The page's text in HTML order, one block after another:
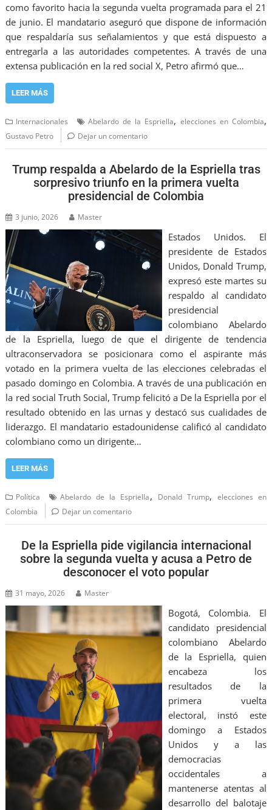
como favorito hacia la segunda vuelta programada para el 21
de junio. El mandatario aseguró que dispone de información
que respaldaría sus señalamientos y que está dispuesto a
entregarla a las autoridades competentes. A través de una
extensa publicación en la red social X, Petro afirmó que…
LEER MÁS
Internacionales Abelardo de la Espriella, elecciones en Colombia,
Gustavo Petro Dejar un comentario
Trump respalda a Abelardo de la Espriella tras
sorpresivo triunfo en la primera vuelta
presidencial de Colombia
3 junio, 2026 Master
Estados Unidos. El
presidente de Estados
Unidos, Donald Trump,
expresó este martes su
respaldo al candidato
presidencial
colombiano Abelardo
de la Espriella, luego de que el dirigente de tendencia
ultraconservadora se posicionara como el aspirante más
votado en la primera vuelta de las elecciones celebradas el
pasado domingo en Colombia. A través de una publicación en
la red social Truth Social, Trump felicitó a De la Espriella por el
resultado obtenido en las urnas y destacó sus cualidades de
liderazgo. El mandatario estadounidense calificó al candidato
colombiano como un dirigente…
LEER MÁS
Política Abelardo de la Espriella, Donald Trump, elecciones en
Colombia
Dejar un comentario
De la Espriella pide vigilancia internacional
sobre la segunda vuelta y acusa a Petro de
desconocer el voto popular
31 mayo, 2026 Master
Bogotá, Colombia. El
candidato presidencial
colombiano Abelardo
de la Espriella, quien
encabeza los
resultados de la
primera vuelta
electoral, instó este
domingo a Estados
Unidos y a las
democracias
occidentales a
mantenerse atentas al
desarrollo del balotaje